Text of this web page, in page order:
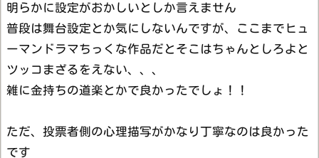
明らかに設定がおかしいとしか言えません
普段は舞台設定とか気にしないんですが、ここまでヒュ
ーマンドラマちっくな作品だとそこはちゃんとしろよと
ツッコまざるをえない、、、
雑に金持ちの道楽とかで良かったでしょ！！
ただ、投票者側の心理描写がかなり丁寧なのは良かった
です